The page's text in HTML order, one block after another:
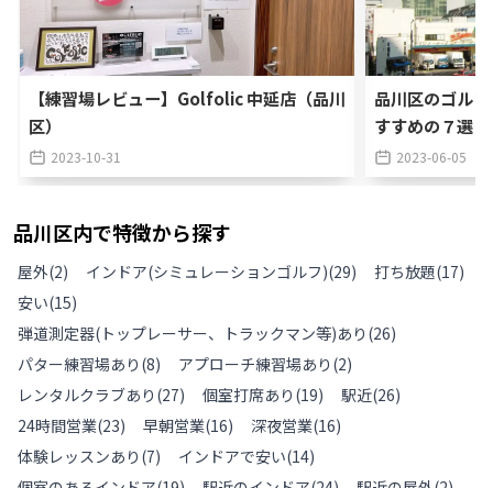
【練習場レビュー】Golfolic 中延店（品川
区）
2023-10-31
品川区のゴル
すすめの７選！
2023-06-05
品川区内で特徴から探す
屋外(2) インドア(シミュレーションゴルフ)(29) 打ち放題(17)
安い(15)
弾道測定器(トップレーサー、トラックマン等)あり (26)
パター練習場あり (8) アプローチ練習場あり (2)
レンタルクラブあり (27) 個室打席あり (19) 駅近(26)
24時間営業(23) 早朝営業(16) 深夜営業(16)
体験レッスンあり (7) インドアで安い(14)